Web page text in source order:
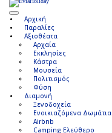
Αρχική
Παραλίες
Αξιοθέατα
Αρχαία
Εκκλησίες
Κάστρα
Μουσεία
Πολιτισμός
Φύση
Διαμονή
Ξενοδοχεία
Ενοικιαζόμενα Δωμάτια
Airbnb
Camping Ελεύθερο